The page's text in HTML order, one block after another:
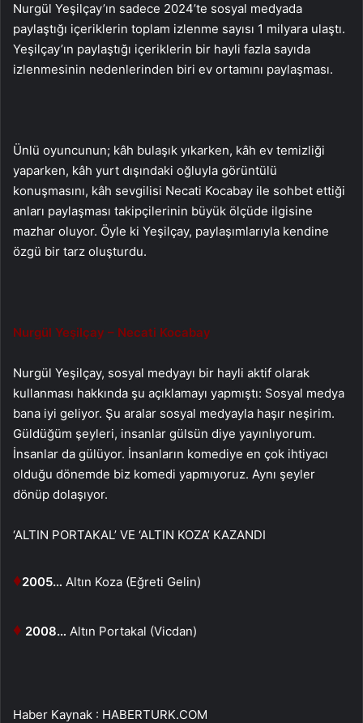
Nurgül Yeşilçay’ın sadece 2024’te sosyal medyada
paylaştığı içeriklerin toplam izlenme sayısı 1 milyara ulaştı.
Yeşilçay’ın paylaştığı içeriklerin bir hayli fazla sayıda
izlenmesinin nedenlerinden biri ev ortamını paylaşması.
Ünlü oyuncunun; kâh bulaşık yıkarken, kâh ev temizliği
yaparken, kâh yurt dışındaki oğluyla görüntülü
konuşmasını, kâh sevgilisi Necati Kocabay ile sohbet ettiği
anları paylaşması takipçilerinin büyük ölçüde ilgisine
mazhar oluyor. Öyle ki Yeşilçay, paylaşımlarıyla kendine
özgü bir tarz oluşturdu.
Nurgül Yeşilçay – Necati Kocabay
Nurgül Yeşilçay, sosyal medyayı bir hayli aktif olarak
kullanması hakkında şu açıklamayı yapmıştı: Sosyal medya
bana iyi geliyor. Şu aralar sosyal medyayla haşır neşirim.
Güldüğüm şeyleri, insanlar gülsün diye yayınlıyorum.
İnsanlar da gülüyor. İnsanların komediye en çok ihtiyacı
olduğu dönemde biz komedi yapmıyoruz. Aynı şeyler
dönüp dolaşıyor.
‘ALTIN PORTAKAL’ VE ‘ALTIN KOZA’ KAZANDI
♦2005… Altın Koza (Eğreti Gelin)
♦ 2008… Altın Portakal (Vicdan)
Haber Kaynak : HABERTURK.COM